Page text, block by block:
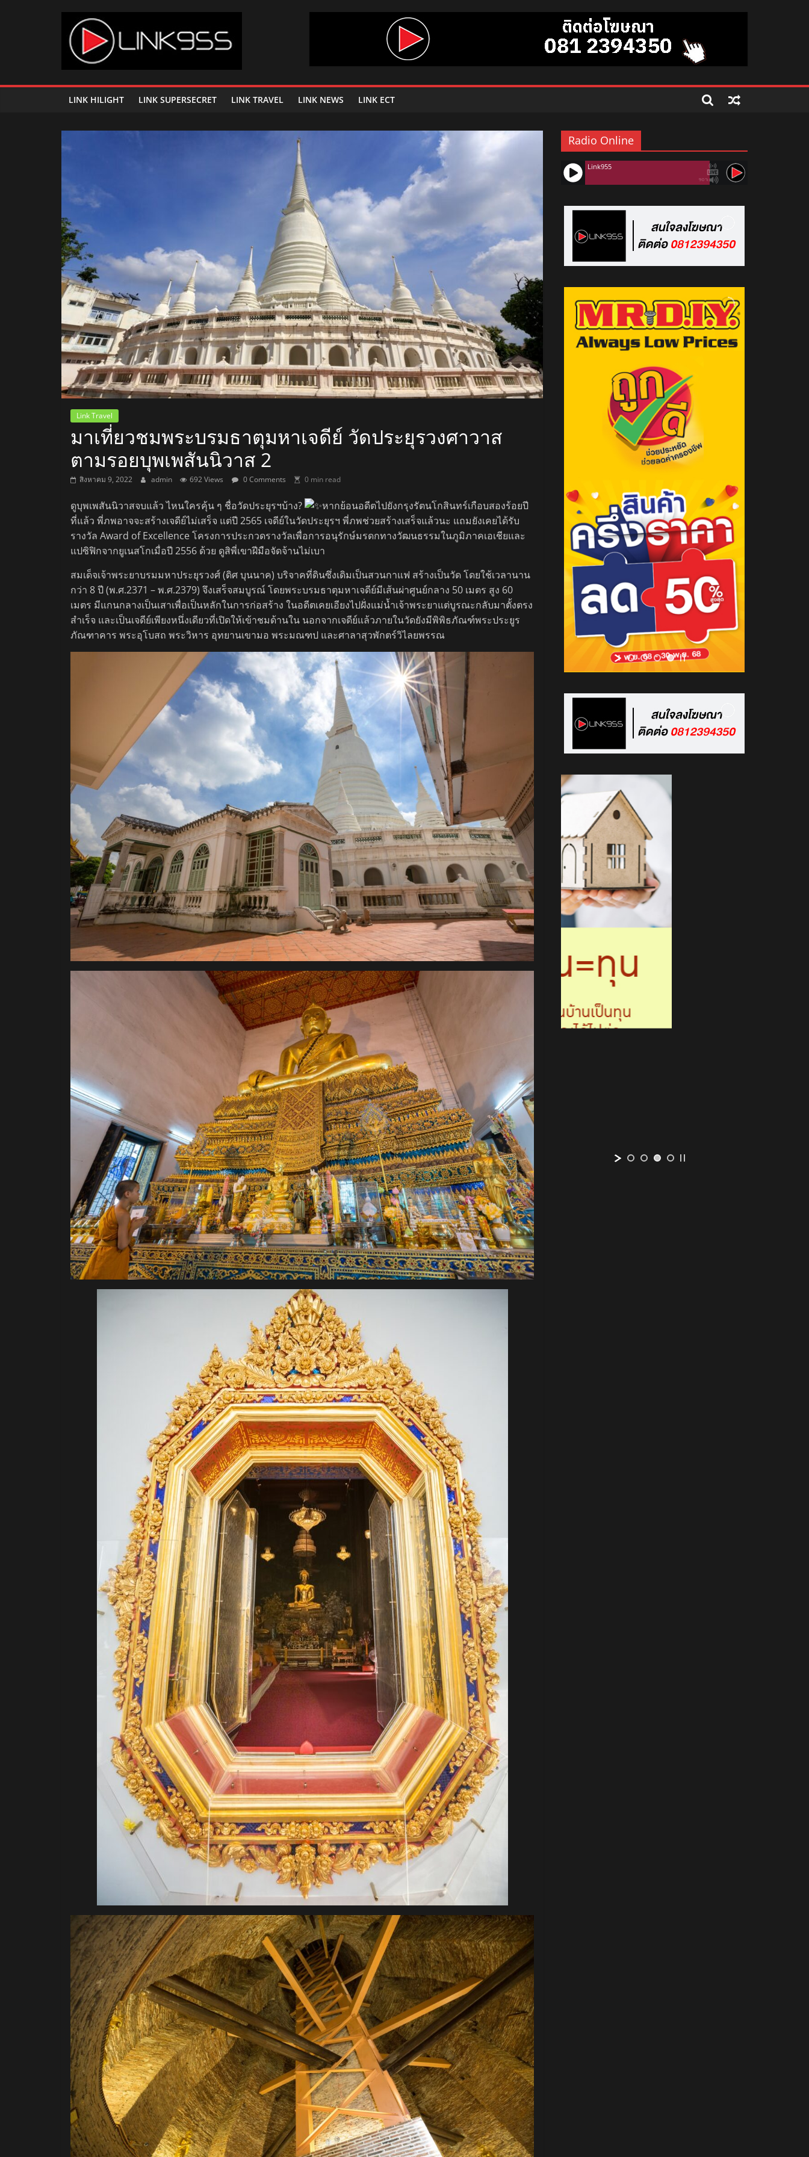
Link
95.5
คลื่น
เพลง
ฮิต
สุด
คูล
สถานี
วิทยุ
FM
ลพบุรี
สถานี
วิทยุ
ลพบุรี
วิทยุ
FM
ลพบุรี
LINK HILIGHT LINK SUPERSECRET LINK TRAVEL LINK NEWS LINK ECT
Link Travel
มาเที่ยวชมพระบรมธาตุมหาเจดีย์ วัดประยุรวงศาวาส
ตามรอยบุพเพสันนิวาส 2
สิงหาคม 9, 2022 admin 692 Views 0 Comments 0 min read
ดูบุพเพสันนิวาสจบแล้ว ไหนใครคุ้น ๆ ชื่อวัดประยุรฯบ้าง?
หากย้อนอดีตไปยังกรุงรัตนโกสินทร์เกือบสองร้อยปี
ที่แล้ว พี่ภพอาจจะสร้างเจดีย์ไม่เสร็จ แต่ปี 2565 เจดีย์ในวัดประยุรฯ พี่ภพช่วยสร้างเสร็จแล้วนะ แถมยังเคยได้รับ
รางวัล Award of Excellence โครงการประกวดรางวัลเพื่อการอนุรักษ์มรดกทางวัฒนธรรมในภูมิภาคเอเชียและ
แปซิฟิกจากยูเนสโกเมื่อปี 2556 ด้วย ดูสิพี่เขาฝีมือจัดจ้านไม่เบา
สมเด็จเจ้าพระยาบรมมหาประยุรวงศ์ (ดิศ บุนนาค) บริจาคที่ดินซึ่งเดิมเป็นสวนกาแฟ สร้างเป็นวัด โดยใช้เวลานาน
กว่า 8 ปี (พ.ศ.2371 – พ.ศ.2379) จึงเสร็จสมบูรณ์ โดยพระบรมธาตุมหาเจดีย์มีเส้นผ่าศูนย์กลาง 50 เมตร สูง 60
เมตร มีแกนกลางเป็นเสาเพื่อเป็นหลักในการก่อสร้าง ในอดีตเคยเอียงไปฝั่งแม่น้ำเจ้าพระยาแต่บูรณะกลับมาตั้งตรง
สำเร็จ และเป็นเจดีย์เพียงหนึ่งเดียวที่เปิดให้เข้าชมด้านใน นอกจากเจดีย์แล้วภายในวัดยังมีพิพิธภัณฑ์พระประยูร
ภัณฑาคาร พระอุโบสถ พระวิหาร อุทยานเขามอ พระมณฑป และศาลาสุวพักตร์วิไลยพรรณ
Radio Online
90%
Link955